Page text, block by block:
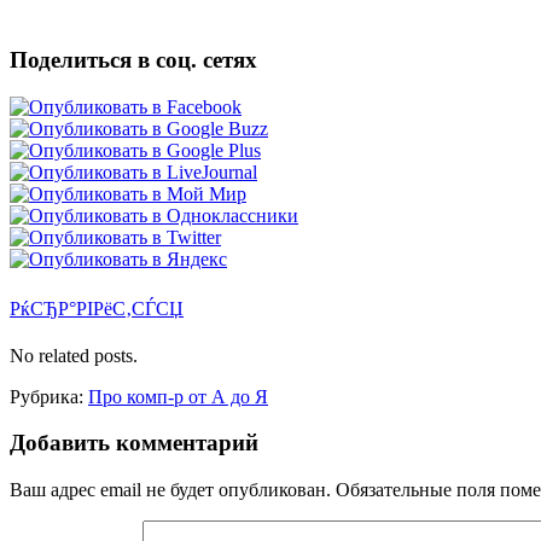
Поделиться в соц. сетях
РќСЂР°РІРёС‚СЃСЏ
No related posts.
Рубрика: Про комп-р от А до Я
Добавить комментарий
Ваш адрес email не будет опубликован. Обязательные поля